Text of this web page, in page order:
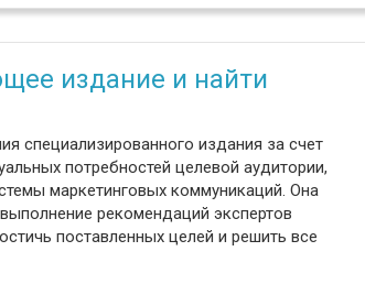
издание и найти
специализированного издания за счет
потребностей целевой аудитории,
маркетинговых коммуникаций. Она
рекомендаций экспертов
поставленных целей и решить все